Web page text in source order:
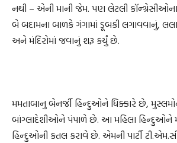
નથી – એની માની જેમ. પણ લેટલી
બે બદામના બાળકે ગંગામાં ડૂબકી લગાવવાનું,
અને મંદિરોમાં જવાનું શરૂ કર્યું છે.
મમતાબાનુ બેનર્જી હિન્દુઓને ધિક્કારે છે,
બાંગ્લાદેશીઓને પંપાળે છે. આ મહિલા હિન્દુઓને
હિન્દુઓની કતલ કરાવે છે. એમની પાર્ટી